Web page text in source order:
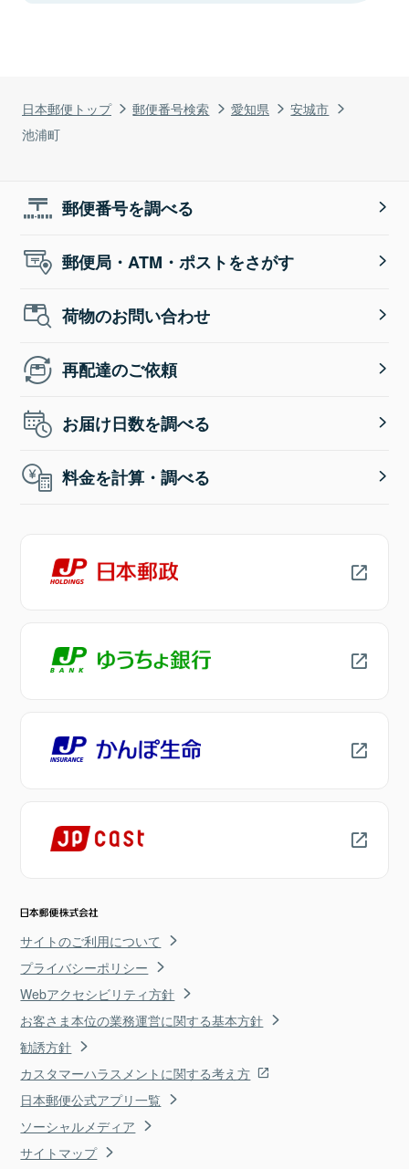
日本郵便トップ 郵便番号検索 愛知県
安城市
池浦町
郵便番号を調べる
郵便局・ATM・ポストをさがす
荷物のお問い合わせ
再配達のご依頼
お届け日数を調べる
料金を計算・調べる
サイトのご利用について
プライバシーポリシー
Webアクセシビリティ方針
お客さま本位の業務運営に関する基本方針
勧誘方針
カスタマーハラスメントに関する考え方
日本郵便公式アプリ一覧
ソーシャルメディア
サイトマップ